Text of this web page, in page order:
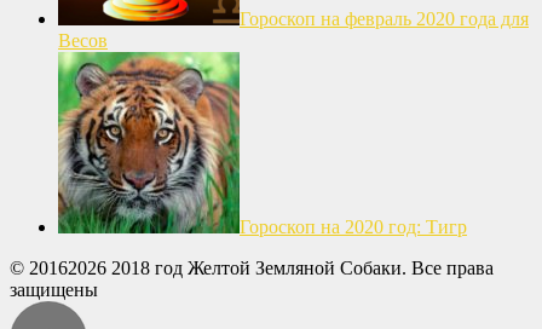
Гороскоп на февраль 2020 года для
Весов
Гороскоп на 2020 год: Тигр
© 20162026 2018 год Желтой Земляной Собаки. Все права
защищены